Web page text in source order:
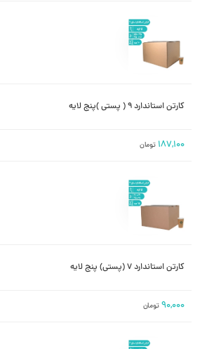
کارتن استاندارد ۹ ( پستی )پنج لایه
۱۸۷,۱۰۰ تومان
کارتن استاندارد ۷ (پستی) پنج لایه
۹۰,۰۰۰تومان